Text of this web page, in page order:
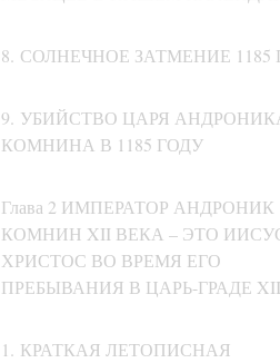
8. СОЛНЕЧНОЕ ЗАТМЕНИЕ 1185
9. УБИЙСТВО ЦАРЯ
КОМНИНА В 1185 ГОДУ
Глава 2 ИМПЕРАТОР АНДРОНИК
КОМНИН XII ВЕКА – ЭТО
ХРИСТОС ВО ВРЕМЯ ЕГО
ПРЕБЫВАНИЯ В ЦАРЬ-ГРАДЕ
1. КРАТКАЯ ЛЕТОПИСНАЯ